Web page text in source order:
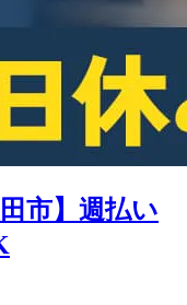
市】週払い